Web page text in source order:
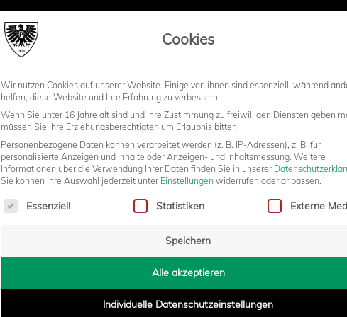
STADION BUSINESS KIDS
TRIKOT.
- 14:03
Cookies
Wir nutzen Cookies auf unserer Website. Einige von ihnen sind essenziell, während
helfen, diese Website und Ihre Erfahrung zu verbessern.
Wenn Sie unter 16 Jahre alt sind und Ihre Zustimmung zu freiwilligen Diensten geben
müssen Sie Ihre Erziehungsberechtigten um Erlaubnis bitten.
Personenbezogene Daten können verarbeitet werden (z. B. IP-Adressen), z. B. für
personalisierte Anzeigen und Inhalte oder Anzeigen- und Inhaltsmessung. Weitere
Informationen über die Verwendung Ihrer Daten finden Sie in unserer
Sie können Ihre Auswahl jederzeit unter Einstellungen widerrufen oder anpassen.
Es folgt eine Liste der Service-Gruppen, für die eine Einwilligung erteilt
Essenziell Statistiken Externe
Speichern
Alle akzeptieren
Individuelle Datenschutzeinstellungen